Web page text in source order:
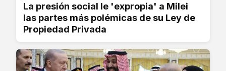
La presión social le 'expropia' a Milei
las partes más polémicas de su Ley de
Propiedad Privada